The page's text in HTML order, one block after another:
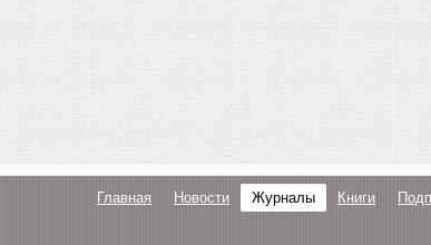
Главная Новости Журналы Книги